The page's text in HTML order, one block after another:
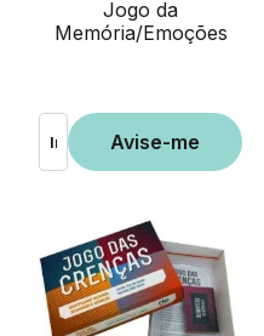
Jogo da
Memória/Emoções